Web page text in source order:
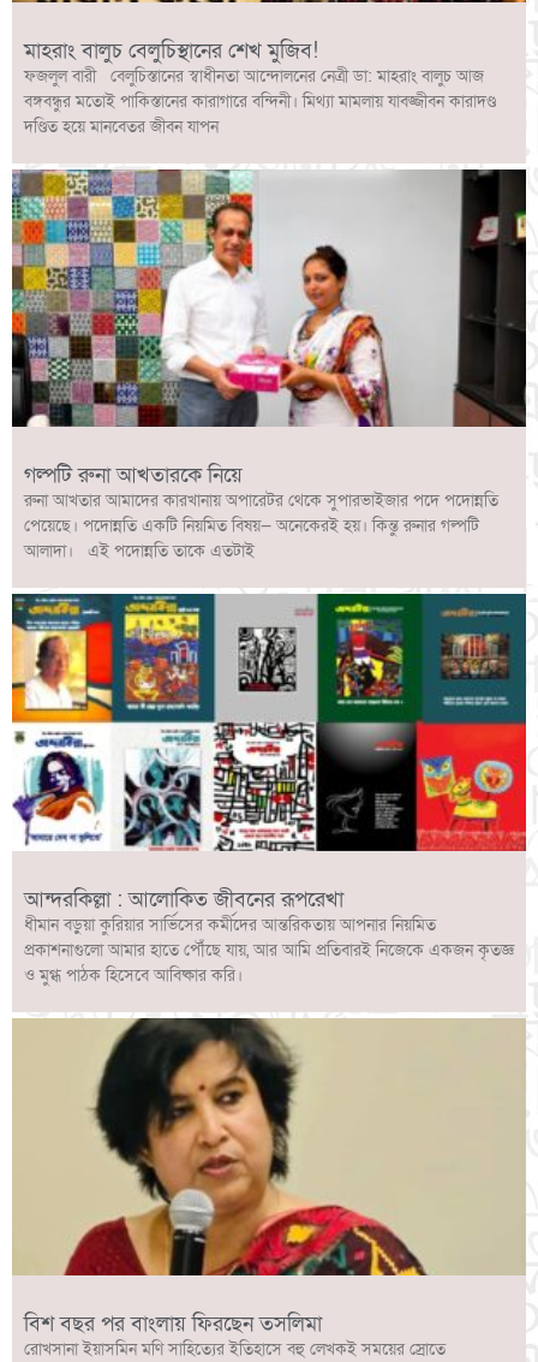
মাহরাং বালুচ বেলুচিস্থানের শেখ মুজিব!
ফজলুল বারী বেলুচিস্তানের স্বাধীনতা আন্দোলনের নেত্রী ডা: মাহরাং বালুচ আজ
বঙ্গবন্ধুর মতোই পাকিস্তানের কারাগারে বন্দিনী। মিথ্যা মামলায় যাবজ্জীবন কারাদণ্ড
দণ্ডিত হয়ে মানবেতর জীবন যাপন
গল্পটি রুনা আখতারকে নিয়ে
রুনা আখতার আমাদের কারখানায় অপারেটর থেকে সুপারভাইজার পদে পদোন্নতি
পেয়েছে। পদোন্নতি একটি নিয়মিত বিষয়— অনেকেরই হয়। কিন্তু রুনার গল্পটি
আলাদা। এই পদোন্নতি তাকে এতটাই
আন্দরকিল্লা : আলোকিত জীবনের রূপরেখা
ধীমান বড়ুয়া কুরিয়ার সার্ভিসের কর্মীদের আন্তরিকতায় আপনার নিয়মিত
প্রকাশনাগুলো আমার হাতে পৌঁছে যায়, আর আমি প্রতিবারই নিজেকে একজন কৃতজ্ঞ
ও মুগ্ধ পাঠক হিসেবে আবিষ্কার করি।
বিশ বছর পর বাংলায় ফিরছেন তসলিমা
রোখসানা ইয়াসমিন মণি সাহিত্যের ইতিহাসে বহু লেখকই সময়ের স্রোতে